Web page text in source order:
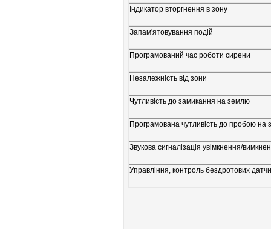
Індикатор вторгнення в зону
Запам'ятовування подій
Програмований час роботи сирени
Незалежність від зони
Чутливість до замикання на землю
Програмована чутливість до пробою на
Звукова сигналізація увімкнення/
Управління, контроль бездротових